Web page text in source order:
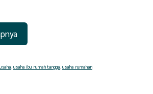
usaha usaha ibu rumah tangga usaha rumahan